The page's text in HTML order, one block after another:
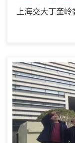
上海交大丁奎